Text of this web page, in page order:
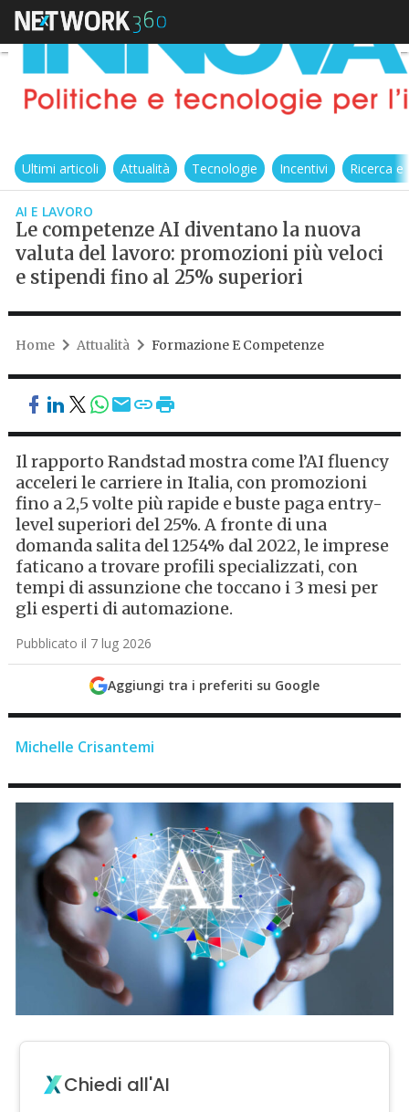
Ultimi articoli Attualità Tecnologie Incentivi Ricerca
AI E LAVORO
Le competenze AI diventano la nuova
valuta del lavoro: promozioni più veloci
e stipendi fino al 25% superiori
Home Attualità Formazione E Competenze
Il rapporto Randstad mostra come l’AI fluency
acceleri le carriere in Italia, con promozioni
fino a 2,5 volte più rapide e buste paga entry-
level superiori del 25%. A fronte di una
domanda salita del 1254% dal 2022, le imprese
faticano a trovare profili specializzati, con
tempi di assunzione che toccano i 3 mesi per
gli esperti di automazione.
Pubblicato il 7 lug 2026
Aggiungi tra i preferiti su Google
Michelle Crisantemi
Chiedi all'AI